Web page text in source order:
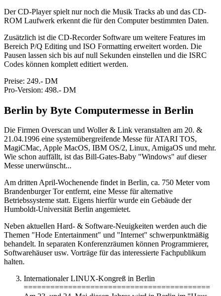
Der CD-Player spielt nur noch die Musik Tracks ab und das CD-
ROM Laufwerk erkennt die für den Computer bestimmten Daten.
Zusätzlich ist die CD-Recorder Software um weitere Features im
Bereich P/Q Editing und ISO Formatting erweitert worden. Die
Pausen lassen sich bis auf null Sekunden einstellen und die ISRC
Codes können komplett editiert werden.
Preise: 249.- DM
Pro-Version: 498.- DM
Berlin by Byte Computermesse in Berlin
Die Firmen Overscan und Woller & Link veranstalten am 20. &
21.04.1996 eine systemübergreifende Messe für ATARI TOS,
MagiCMac, Apple MacOS, IBM OS/2, Linux, AmigaOS und mehr.
Wie schon auffällt, ist das Bill-Gates-Baby "Windows" auf dieser
Messe unerwünscht...
Am dritten April-Wochenende findet in Berlin, ca. 750 Meter vom
Brandenburger Tor entfernt, eine Messe für alternative
Betriebssysteme statt. Eigens hierfür wurde ein Gebäude der
Humboldt-Universität Berlin angemietet.
Neben aktuellen Hard- & Software-Neuigkeiten werden auch die
Themen "Hode Entertainment" und "Internet" schwerpunktmäßig
behandelt. In separaten Konferenzräumen können Programmierer,
Softwarehäuser usw. Vorträge für das interessierte Fachpublikum
halten.
Internationaler LINUX-Kongreß in Berlin
==========================================